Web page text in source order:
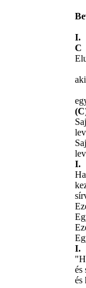
I.
C
I.
I.
és
és